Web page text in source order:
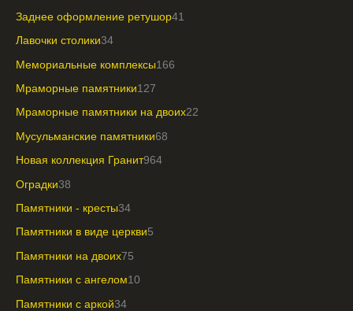
Заднее оформление ретушор41
Лавочки столики34
Мемориальные комплексы166
Мраморные памятники127
Мраморные памятники на двоих22
Мусульманские памятники68
Новая коллекция Гранит964
Оградки38
Памятники - кресты34
Памятники в виде церкви5
Памятники на двоих75
Памятники с ангелом10
Памятники с аркой34